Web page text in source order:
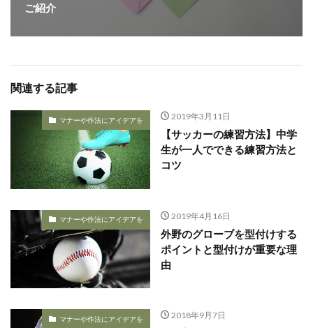
ご紹介
関連する記事
マナーや作法にアイデアを 2019年3月11日
【サッカーの練習方法】中学
生が一人でできる練習方法と
コツ
マナーや作法にアイデアを 2019年4月16日
外野のグローブを型付けする
ポイントと型付けが重要な理
由
マナーや作法にアイデアを 2018年9月7日